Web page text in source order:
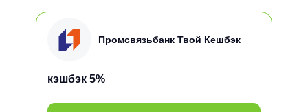
Промсвязьбанк Твой Кешбэк
кэшбэк 5%